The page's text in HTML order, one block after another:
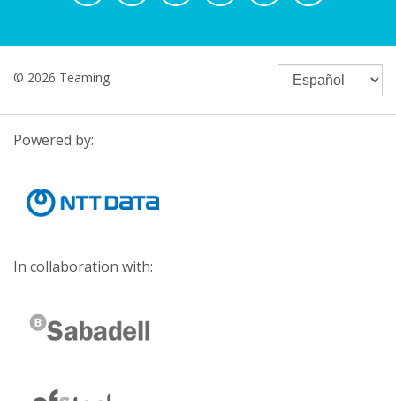
© 2026 Teaming
Powered by:
In collaboration with: